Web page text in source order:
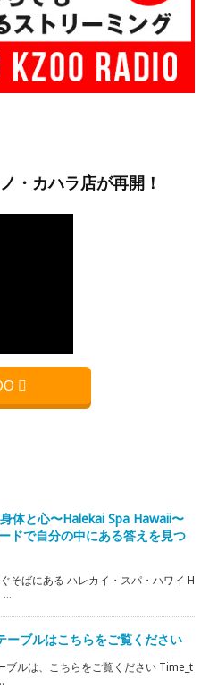
・カハラ店が再開！
体と心〜Halekai Spa Hawaii〜
ドで自分の中にある答えを見つ
そばにある ハレカイ・スパ・ハワイ H
ーブルはこちらをご覧ください
ブルは、こちらをご覧ください Time_t